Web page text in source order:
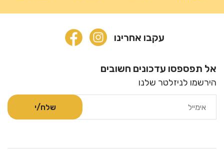
עקבו אחרינו
אל תפספסו עדכונים חשובים
הירשמו לניזלטר שלנו